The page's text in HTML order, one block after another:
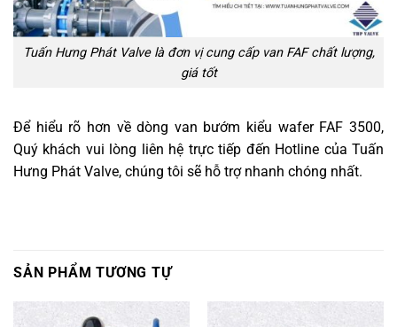
Tuấn Hưng Phát Valve là đơn vị cung cấp van FAF chất lượng,
giá tốt
Để hiểu rõ hơn về dòng van bướm kiểu wafer FAF 3500,
Quý khách vui lòng liên hệ trực tiếp đến Hotline của Tuấn
Hưng Phát Valve, chúng tôi sẽ hỗ trợ nhanh chóng nhất.
SẢN PHẨM TƯƠNG TỰ